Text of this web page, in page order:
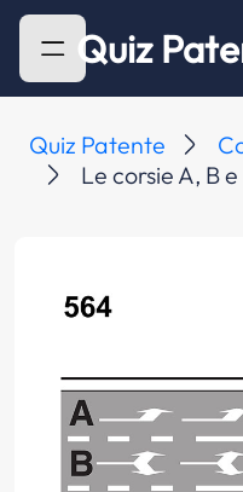
Quiz
Quiz Patente
Le corsie A, B